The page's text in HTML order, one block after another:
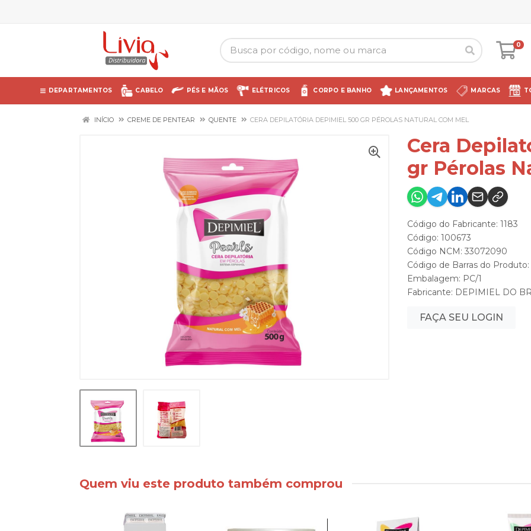
0
DEPARTAMENTOS CABELO PÉS E MÃOS ELÉTRICOS CORPO E BANHO LANÇAMENTOS MARCAS
INÍCIO CREME DE PENTEAR QUENTE CERA DEPILATÓRIA DEPIMIEL 500 GR PÉROLAS NATURAL COM MEL
Cera
gr Pérolas
Código do Fabricante: 1183
Código: 100673
Código NCM: 33072090
Código de Barras do
Embalagem: PC/1
Fabricante: DEPIMIEL DO
FAÇA SEU LOGIN
Quem viu este produto também comprou